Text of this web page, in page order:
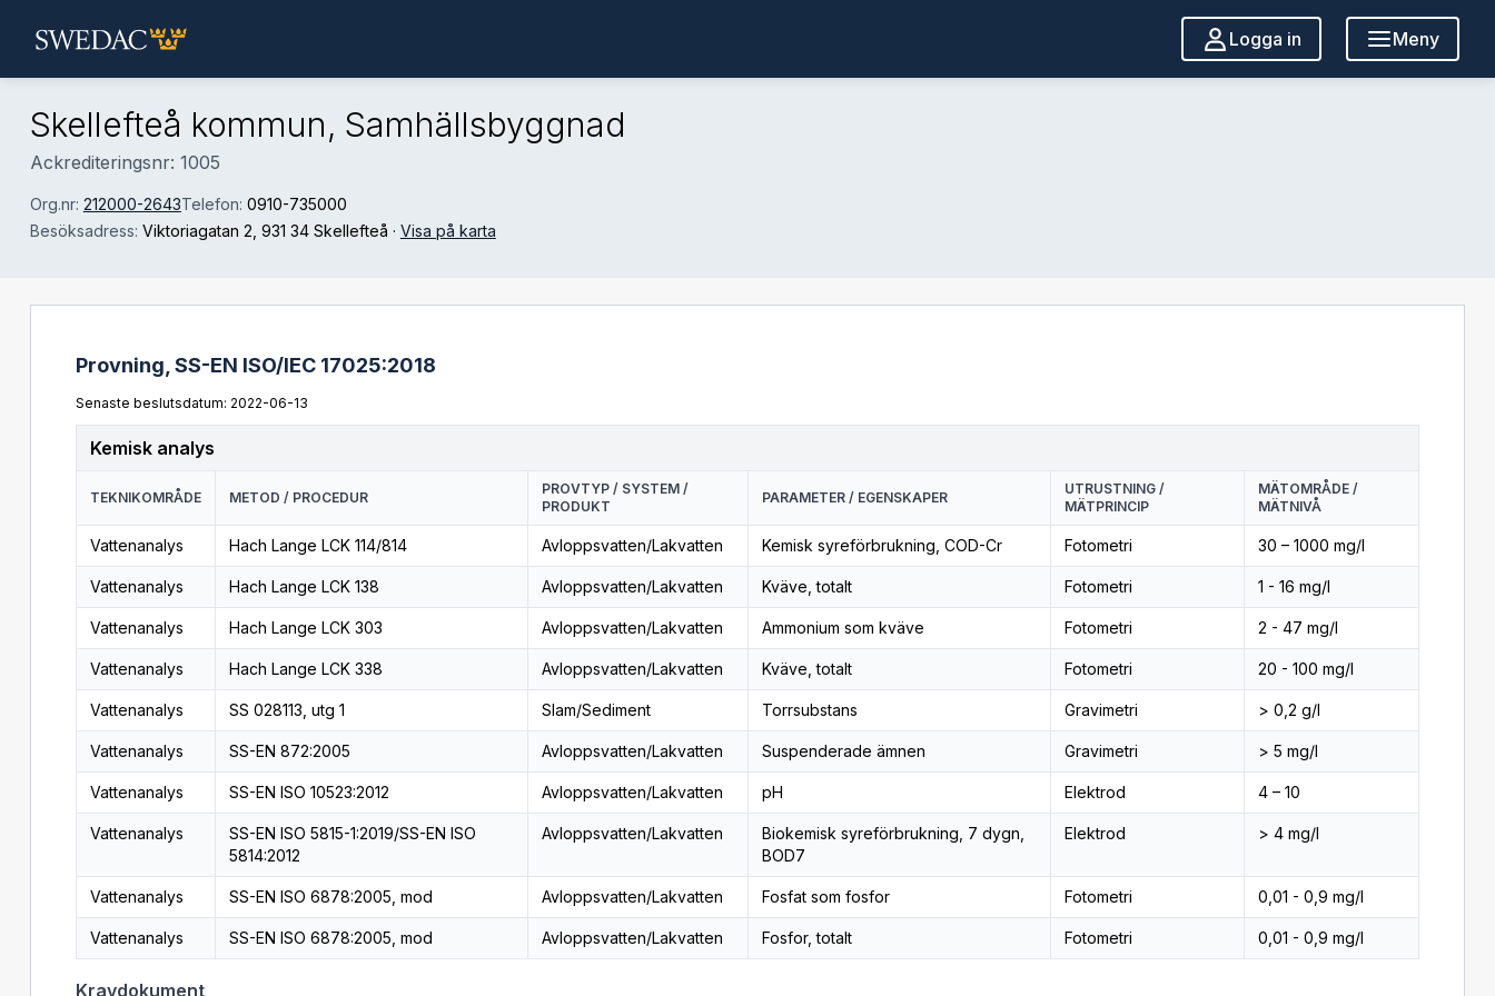
Logga in Meny
Skellefteå kommun, Samhällsbyggnad
Ackrediteringsnr: 1005
Org.nr: 212000-2643Telefon: 0910-735000
Besöksadress: Viktoriagatan 2 , 931 34 Skellefteå · Visa på karta
Provning, SS-EN ISO/IEC 17025:2018
Senaste beslutsdatum: 2022-06-13
Kemisk analys
TEKNIKOMRÅDE METOD / PROCEDUR
PROVTYP / SYSTEM /
PRODUKT
PARAMETER / EGENSKAPER
UTRUSTNING /
MÄTPRINCIP
MÄTOMRÅDE /
MÄTNIVÅ
Vattenanalys Hach Lange LCK 114/814 Avloppsvatten/Lakvatten Kemisk syreförbrukning, COD-Cr Fotometri 30 – 1000 mg/l
Vattenanalys Hach Lange LCK 138 Avloppsvatten/Lakvatten Kväve, totalt Fotometri 1 - 16 mg/l
Vattenanalys Hach Lange LCK 303 Avloppsvatten/Lakvatten Ammonium som kväve Fotometri 2 - 47 mg/l
Vattenanalys Hach Lange LCK 338 Avloppsvatten/Lakvatten Kväve, totalt Fotometri 20 - 100 mg/l
Vattenanalys SS 028113, utg 1 Slam/Sediment Torrsubstans Gravimetri > 0,2 g/l
Vattenanalys SS-EN 872:2005 Avloppsvatten/Lakvatten Suspenderade ämnen Gravimetri > 5 mg/l
Vattenanalys SS-EN ISO 10523:2012 Avloppsvatten/Lakvatten pH Elektrod 4 – 10
Vattenanalys
SS-EN ISO 5815-1:2019/SS-EN ISO
5814:2012
Avloppsvatten/Lakvatten
Biokemisk syreförbrukning, 7 dygn,
BOD7
Elektrod > 4 mg/l
Vattenanalys SS-EN ISO 6878:2005, mod Avloppsvatten/Lakvatten Fosfat som fosfor Fotometri 0,01 - 0,9 mg/l
Vattenanalys SS-EN ISO 6878:2005, mod Avloppsvatten/Lakvatten Fosfor, totalt Fotometri 0,01 - 0,9 mg/l
Kravdokument